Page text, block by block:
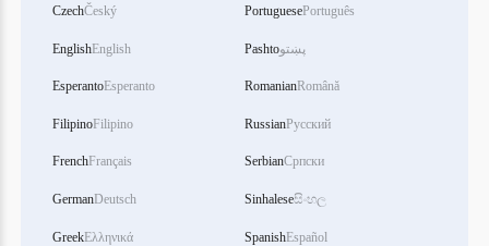
CzechČeský
EnglishEnglish
EsperantoEsperanto
FilipinoFilipino
FrenchFrançais
GermanDeutsch
GreekΕλληνικά
PortuguesePortuguês
Pashtoپښتو
RomanianRomână
RussianРусский
SerbianСрпски
Sinhaleseසිංහල
SpanishEspañol